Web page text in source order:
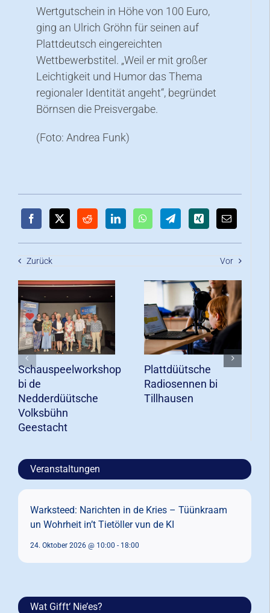
Wertgutschein in Höhe von 100 Euro,
ging an Ulrich Gröhn für seinen auf
Plattdeutsch eingereichten
Wettbewerbstitel. „Weil er mit großer
Leichtigkeit und Humor das Thema
regionaler Identität angeht“, begründet
Börnsen die Preisvergabe.
(Foto: Andrea Funk)
Zurück Vor
Schauspeelworkshop
bi de
Nedderdüütsche
Volksbühn
Geestacht
Plattdüütsche
Radiosennen bi
Tillhausen
Veranstaltungen
Warksteed: Narichten in de Kries – Tüünkraam
un Wohrheit in’t Tietöller vun de KI
24. Oktober 2026 @ 10:00 - 18:00
Wat Gifft‘ Nie’es?